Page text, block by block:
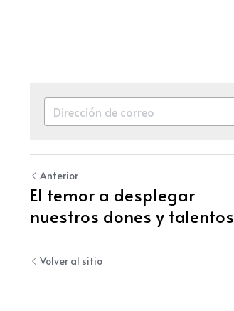
Anterior
El temor a desplegar
nuestros dones y talentos
Volver al sitio